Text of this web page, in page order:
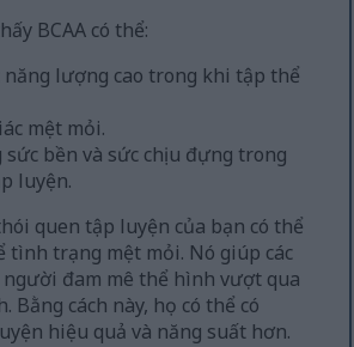
BCAA có thể:
lượng cao trong khi tập thể
mệt mỏi.
sức bền và sức chịu đựng trong
luyện.
quen tập luyện của bạn có thể
tình trạng mệt mỏi. Nó giúp các
đam mê thể hình vượt qua
Bằng cách này, họ có thể có
hiệu quả và năng suất hơn.